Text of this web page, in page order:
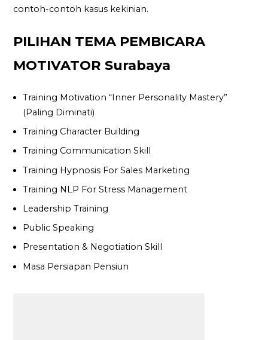
contoh-contoh kasus kekinian.
PILIHAN TEMA PEMBICARA
MOTIVATOR Surabaya
Training Motivation “Inner Personality Mastery”
(Paling Diminati)
Training Character Building
Training Communication Skill
Training Hypnosis For Sales Marketing
Training NLP For Stress Management
Leadership Training
Public Speaking
Presentation & Negotiation Skill
Masa Persiapan Pensiun